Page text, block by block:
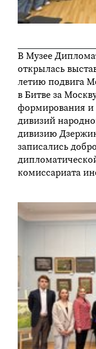
В Музее
открылась
летию подвига
в Битве за
формирования и
дивизий
дивизию
записались
комиссариата